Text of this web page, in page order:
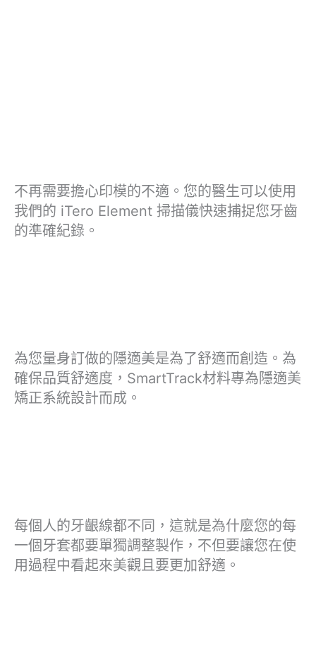
不再需要擔心印模的不適。您的醫生可以使用
我們的 iTero Element 掃描儀快速捕捉您牙齒
的準確紀錄。
為您量身訂做的隱適美是為了舒適而創造。為
確保品質舒適度，SmartTrack材料專為隱適美
矯正系統設計而成。
每個人的牙齦線都不同，這就是為什麼您的每
一個牙套都要單獨調整製作，不但要讓您在使
用過程中看起來美觀且要更加舒適。